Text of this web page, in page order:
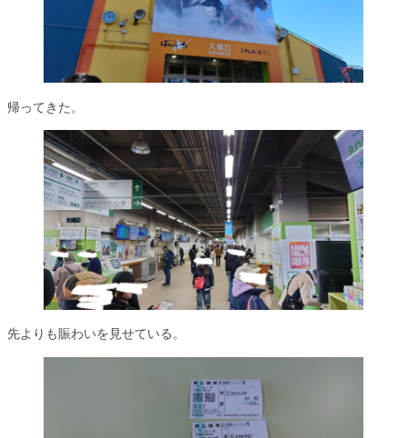
帰ってきた。
先よりも賑わいを見せている。